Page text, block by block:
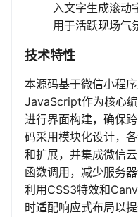
入文字生成滚动
用于活跃现场气
技术特性
本源码基于微信小程
JavaScript作为核心
进行界面构建，确保
码采用模块化设计，
和扩展，并集成微信
函数调用，减少服务
利用CSS3特效和
时适配响应式布局以